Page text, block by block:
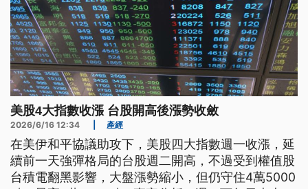
美股4大指數收漲 台股開高後漲勢收斂
2026/6/16 12:34 產經
在美伊和平協議助攻下，美股四大指數週一收漲，延
續前一天強彈格局的台股週二開高，不過受到權值股
台積電翻黑影響，大盤漲勢縮小，但仍守住4萬5000